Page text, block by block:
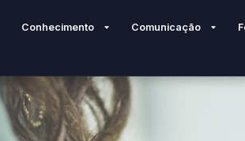
Conhecimento Comunicação